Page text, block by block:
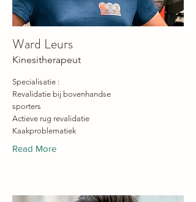
Ward Leurs
Kinesitherapeut
Specialisatie :
Revalidatie bij bovenhandse
sporters
Actieve rug revalidatie
Kaakproblematiek
Read More